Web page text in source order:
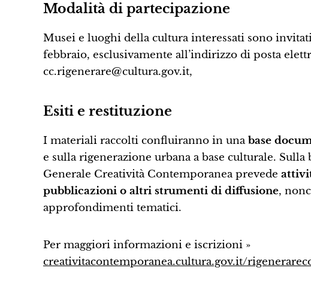
Modalità di partecipazione
Musei e luoghi della cultura interessati sono
febbraio, esclusivamente all’indirizzo di posta
cc.rigenerare@cultura.gov.it,
Esiti e restituzione
I materiali raccolti confluiranno in unabase
e sulla rigenerazione urbana a base culturale.
Generale Creatività Contemporanea prevede
pubblicazioni o altri strumenti di diffusione,
approfondimenti tematici.
Per maggiori informazioni e iscrizioni »
creativitacontemporanea.cultura.gov.it/